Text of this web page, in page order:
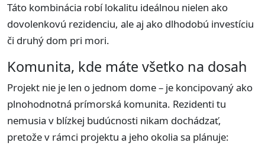
Táto kombinácia robí lokalitu ideálnou nielen ako
dovolenkovú rezidenciu, ale aj ako dlhodobú investíciu
či druhý dom pri mori.
Komunita, kde máte všetko na dosah
Projekt nie je len o jednom dome – je koncipovaný ako
plnohodnotná prímorská komunita. Rezidenti tu
nemusia v blízkej budúcnosti nikam dochádzať,
pretože v rámci projektu a jeho okolia sa plánuje: